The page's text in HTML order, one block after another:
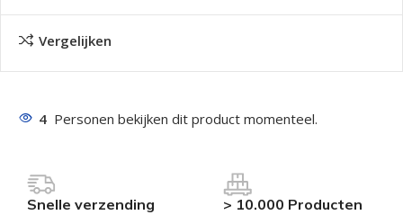
Vergelijken
4 Personen bekijken dit product momenteel.
Snelle verzending > 10.000 Producten